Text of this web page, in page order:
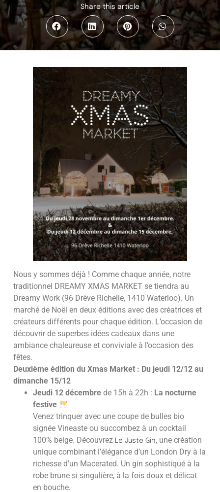
Share this article
Nous y sommes déjà ! Comme chaque année, notre
traditionnel DREAMY XMAS MARKET se tiendra au
Dreamy Work (96 Drève Richelle, 1410 Waterloo). Un
marché de Noël en deux éditions avec des créatrices et
créateurs différents pour chaque édition. L’occasion de
découvrir de superbes idées cadeaux dans une
ambiance chaleureuse et conviviale à l’occasion des
fêtes.
Deuxième édition du Xmas Market : Du jeudi 12/12 au
dimanche 15/12
Jeudi 12 décembrede 15h à 22h : La nocturne
festive
Venez trinquer avec une coupe de bulles bio
signée Vineaste ou succombez à un cocktail
100% belge. Découvrez Le Juste Gin, une création
unique combinant l’élégance d’un London Dry à la
richesse d’un Macerated. Un gin sophistiqué à la
robe brune si singulière, à la fois doux et délicat
en bouche.